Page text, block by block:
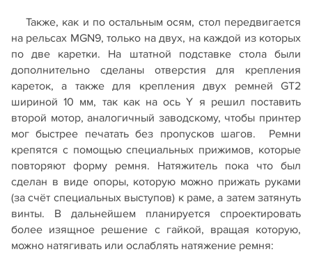
Также, как и по остальным осям, стол передвигается
на рельсах MGN9, только на двух, на каждой из которых
по две каретки. На штатной подставке стола были
дополнительно сделаны отверстия для крепления
кареток, а также для крепления двух ремней GT2
шириной 10 мм, так как на ось Y я решил поставить
второй мотор, аналогичный заводскому, чтобы принтер
мог быстрее печатать без пропусков шагов. Ремни
крепятся с помощью специальных прижимов, которые
повторяют форму ремня. Натяжитель пока что был
сделан в виде опоры, которую можно прижать руками
(за счёт специальных выступов) к раме, а затем затянуть
винты. В дальнейшем планируется спроектировать
более изящное решение с гайкой, вращая которую,
можно натягивать или ослаблять натяжение ремня: